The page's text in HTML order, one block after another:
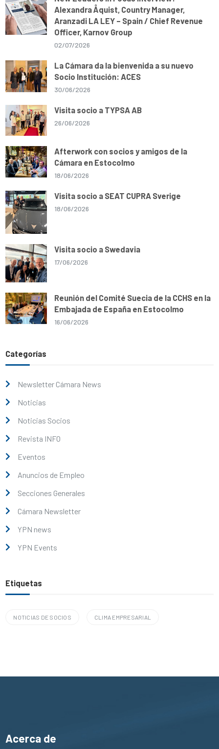
Alexandra Åquist, Country Manager,
Aranzadi LA LEY – Spain / Chief Revenue
Officer, Karnov Group
02/07/2026
La Cámara da la bienvenida a su nuevo
Socio Institución: ACES
30/06/2026
Visita socio a TYPSA AB
26/06/2026
Afterwork con socios y amigos de la
Cámara en Estocolmo
18/06/2026
Visita socio a SEAT CUPRA Sverige
18/06/2026
Visita socio a Swedavia
17/06/2026
Reunión del Comité Suecia de la CCHS en la
Embajada de España en Estocolmo
16/06/2026
Categorías
Newsletter Cámara News
Noticias
Noticias Socios
Revista INFO
Eventos
Anuncios de Empleo
Secciones Generales
Cámara Newsletter
YPN news
YPN Events
Etiquetas
NOTICIAS DE SOCIOS CLIMA EMPRESARIAL
Acerca de